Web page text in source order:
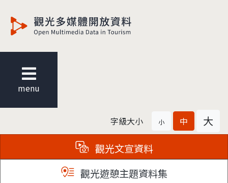
menu
字級大小 小 中 大
觀光文宣資料
觀光遊憩主題資料集